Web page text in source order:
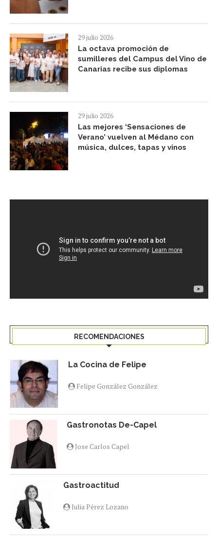
29 julio 2026
La octava promoción de
sumilleres del Campus del Vino de
Canarias recibe sus diplomas
29 julio 2026
Las mejores ‘Sensaciones de
Verano’ vuelven al Médano con
música, dulces, tapas y vinos
RECOMENDACIONES
La Cocina de Felipe
Felipe González González
Gastronotas De-Capel
Jose Carlos Capel
Gastroactitud
Julia Pérez Lozano